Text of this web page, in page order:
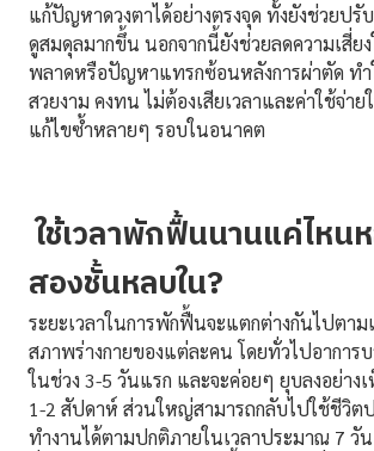
แก้ปัญหาดวงตาได้อย่างตรงจุด ทั้งยังช่วยปรั
ดูสมดุลมากขึ้น นอกจากนี้ยังช่วยลดความเสี่ย
พลาดหรือปัญหาแทรกซ้อนหลังการผ่าตัด ทำ
สวยงาม คงทน ไม่ต้องเสียเวลาและค่าใช้จ่าย
แก้ไขซ้ำหลายๆ รอบในอนาคต
ใช้เวลาพักฟื้นนานแค่ไหน
สองชั้นหลบใน?
ระยะเวลาในการพักฟื้นจะแตกต่างกันไปตา
สภาพร่างกายของแต่ละคน โดยทั่วไปอาการ
ในช่วง 3-5 วันแรก และจะค่อยๆ ยุบลงอย่าง
1-2 สัปดาห์ ส่วนใหญ่สามารถกลับไปใช้ชีวิต
ทำงานได้ตามปกติภายในเวลาประมาณ 7 วั